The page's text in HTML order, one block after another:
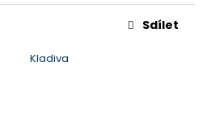
Kladiva
Sdílet